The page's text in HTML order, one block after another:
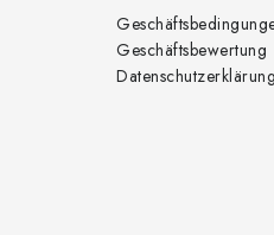
Geschäftsbewertung
Datenschutzerklärung